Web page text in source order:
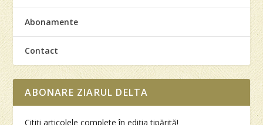
Abonamente
Contact
ABONARE ZIARUL DELTA
Citiţi articolele complete în ediţia tipărită!